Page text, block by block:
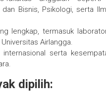
dan Bisnis, Psikologi, serta
lengkap, termasuk
Airlangga.
internasional serta
dipilih: